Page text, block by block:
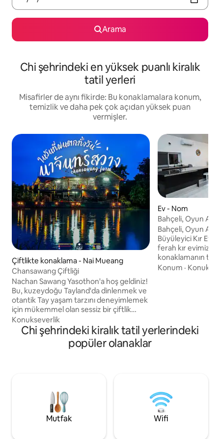
Arama
Chi şehrindeki en yüksek puanlı kiralık
tatil yerleri
Misafirler de aynı fikirde: Bu konaklamalara konum,
temizlik ve daha pek çok açıdan yüksek puan
vermişler.
Çiftlikte konaklama - Nai Mueang
Chansawang Çiftliği
Nachan Sawang Yasothon'a hoş geldiniz!
Bu, kuzeydoğu Tayland'da dinlenmek ve
otantik Tay yaşam tarzını deneyimlemek
için mükemmel olan sessiz bir çiftlik
konaklamasıdır. Geleneksel tarım, Wat
Mahathat gibi yakınlardaki turistik yerler
ve lezzetli yerel yemekler bulabilirsiniz.
Mekânımız kablosuz internet ve açık
Konukseverlik
Ev - Nom
Bahçeli, Oyun
Büyüleyici Kır Evi
Bahçeli, Oyun
Büyüleyici Kır Evi Huzur ve doğayla çevrili
ferah kır
konaklamanın
4 misafir için
serinlemek için
Konum ·
Chi şehrindeki kiralık tatil yerlerindeki
popüler olanaklar
Mutfak Wifi